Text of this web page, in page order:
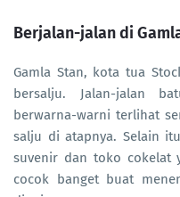
Berjalan-jalan di
Gamla Stan, kota tua
bersalju. Jalan-jalan
berwarna-warni terlihat
salju di atapnya. Selain
suvenir dan toko cokelat
cocok banget buat